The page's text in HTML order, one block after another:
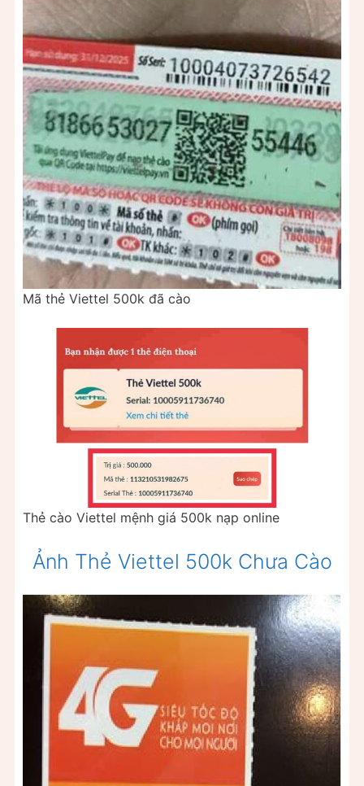
Mã thẻ Viettel 500k đã cào
Thẻ cào Viettel mệnh giá 500k nạp online
Ảnh Thẻ Viettel 500k Chưa Cào